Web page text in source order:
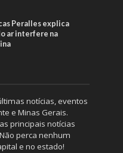
Peralles explica
ar interfere na
notícias, eventos
e Minas Gerais.
principais notícias
perca nenhum
e no estado!